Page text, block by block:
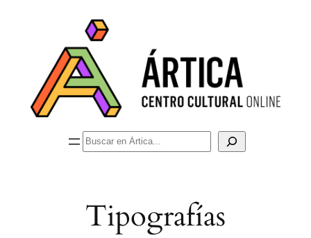
Buscar
Tipografías